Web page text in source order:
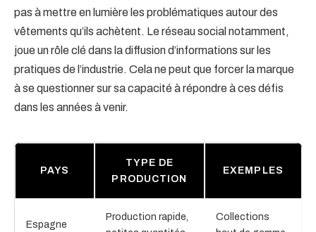
pas à mettre en lumière les problématiques autour des
vêtements qu’ils achètent. Le réseau social notamment,
joue un rôle clé dans la diffusion d’informations sur les
pratiques de l’industrie. Cela ne peut que forcer la marque
à se questionner sur sa capacité à répondre à ces défis
dans les années à venir.
PAYS
TYPE DE
PRODUCTION
EXEMPLES
Espagne
Production rapide,
Collections